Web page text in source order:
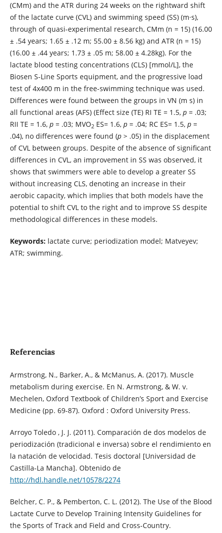
(CMm) and the ATR during 24 weeks on the rightward shift
of the lactate curve (CVL) and swimming speed (SS) (m·s),
through of quasi-experimental research, CMm (n = 15) (16.00
± .54 years; 1.65 ± .12 m; 55.00 ± 8.56 kg) and ATR (n = 15)
(16.00 ± .44 years; 1.73 ± .05 m; 58.00 ± 4.28kg). For the
lactate blood testing concentrations (CLS) [mmol/L], the
Biosen S-Line Sports equipment, and the progressive load
test of 4x400 m in the free-swimming technique was used.
Differences were found between the groups in VN (m s) in
all functional areas (AFS) (Effect size (TE) RI TE = 1.5, p= .03;
RII TE = 1.6, p= .03; MVO2ES= 1.6, p= .04; RC ES= 1.5, p=
.04), no differences were found (p> .05) in the displacement
of CVL between groups. Despite of the absence of significant
differences in CVL, an improvement in SS was observed, it
shows that swimmers were able to develop a greater SS
without increasing CLS, denoting an increase in their
aerobic capacity, which implies that both models have the
potential to shift CVL to the right and to improve SS despite
methodological differences in these models.
Keywords:lactate curve; periodization model; Matveyev;
ATR; swimming.
Referencias
Armstrong, N., Barker, A., & McManus, A. (2017). Muscle
metabolism during exercise. En N. Armstrong, & W. v.
Mechelen, Oxford Textbook of Children’s Sport and Exercise
Medicine (pp. 69-87). Oxford : Oxford University Press.
Arroyo Toledo , J. J. (2011). Comparación de dos modelos de
periodización (tradicional e inversa) sobre el rendimiento en
la natación de velocidad. Tesis doctoral [Universidad de
Castilla-La Mancha]. Obtenido de
http://hdl.handle.net/10578/2274
Belcher, C. P., & Pemberton, C. L. (2012). The Use of the Blood
Lactate Curve to Develop Training Intensity Guidelines for
the Sports of Track and Field and Cross-Country.